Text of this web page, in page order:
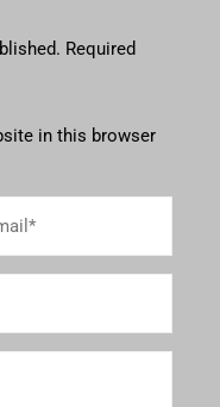
Required
in this browser